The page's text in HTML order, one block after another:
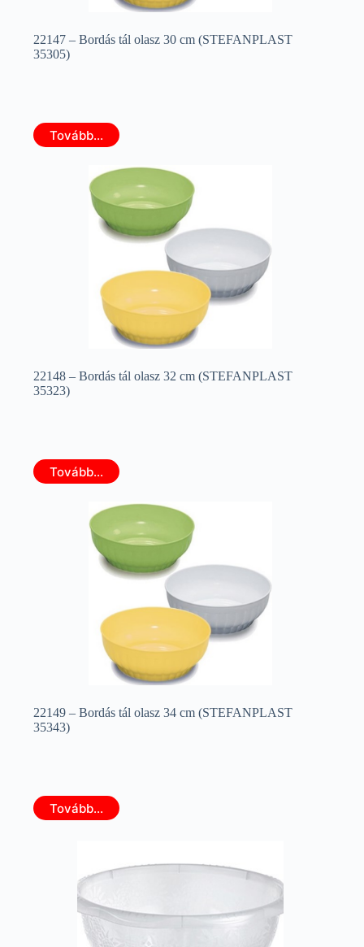
22147 – Bordás tál olasz 30 cm (STEFANPLAST
35305)
Tovább...
22148 – Bordás tál olasz 32 cm (STEFANPLAST
35323)
Tovább...
22149 – Bordás tál olasz 34 cm (STEFANPLAST
35343)
Tovább...